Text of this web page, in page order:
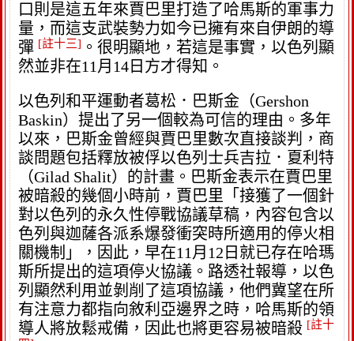
口則是這五年來賈巴里打造了哈馬斯的軍事力
量，而這支武裝勢力如今已擁有來自伊朗的導
彈 [註十三] 。很明顯地，若這是事實，以色列顯
然並非在11月14日方才得知。
以色列和平運動者葛松．巴斯金（Gershon
Baskin）提出了另一個較為可信的理由。多年
以來，巴斯金曾經與賈巴里數次直接談判，商
談問題包括釋放被俘以色列士兵吉拉．夏利特
（Gilad Shalit）的計畫。巴斯金表示在賈巴里
被暗殺的幾個小時前，賈巴里「接獲了一個針
對以色列的永久性停戰協議草稿，內容包含以
色列與迦薩各派系爆發衝突時所適用的停火相
關機制」，因此，早在11月12日就已存在哈瑪
斯所提出的這項停火協議。路透社報導，以色
列顯然利用並剝削了這項協議，他們冀望在所
有注意力都指向敘利亞邊界之時，哈馬斯的領
導人將放鬆戒備，因此也將更容易被暗殺 [註十